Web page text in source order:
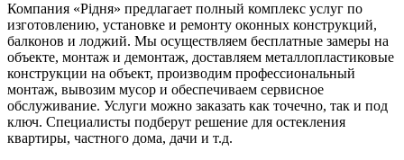
Компания «Рідня» предлагает полный комплекс услуг по
изготовлению, установке и ремонту оконных конструкций,
балконов и лоджий. Мы осуществляем бесплатные замеры на
объекте, монтаж и демонтаж, доставляем металлопластиковые
конструкции на объект, производим профессиональный
монтаж, вывозим мусор и обеспечиваем сервисное
обслуживание. Услуги можно заказать как точечно, так и под
ключ. Специалисты подберут решение для остекления
квартиры, частного дома, дачи и т.д.